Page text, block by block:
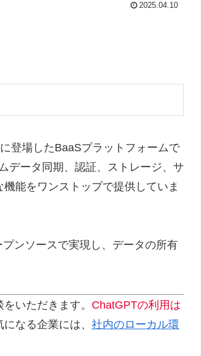
2025.04.10
登場したBaaSプラットフォームで
データ同期、認証、ストレージ、サ
能をワンストップで提供していま
ンソースで実現し、データの所有
いただきます。 ChatGPTの利用は
なる企業には、 社内のローカル環